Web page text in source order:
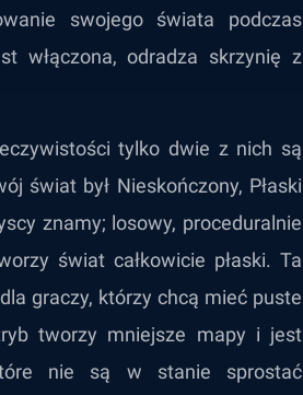
swojego świata podczas
włączona, odradza skrzynię z
tylko dwie z nich są
świat był Nieskończony, Płaski
znamy; losowy, proceduralnie
świat całkowicie płaski. Ta
graczy, którzy chcą mieć puste
tworzy mniejsze mapy i jest
nie są w stanie sprostać